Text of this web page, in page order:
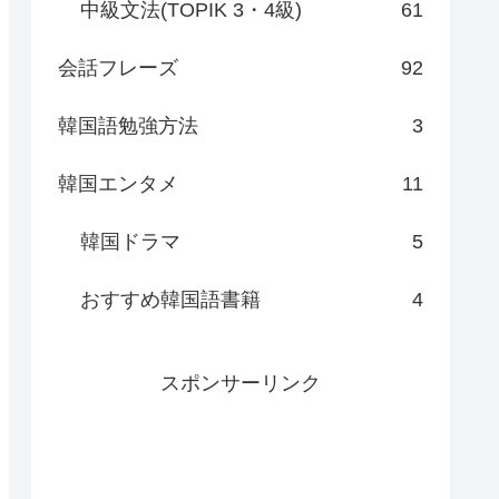
中級文法(TOPIK 3・4級) 61
会話フレーズ 92
韓国語勉強方法 3
韓国エンタメ 11
韓国ドラマ 5
おすすめ韓国語書籍 4
スポンサーリンク